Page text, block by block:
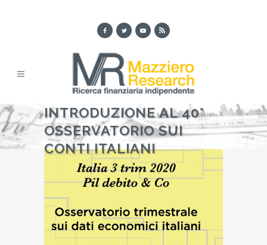
INTRODUZIONE AL 40°
OSSERVATORIO SUI
CONTI ITALIANI